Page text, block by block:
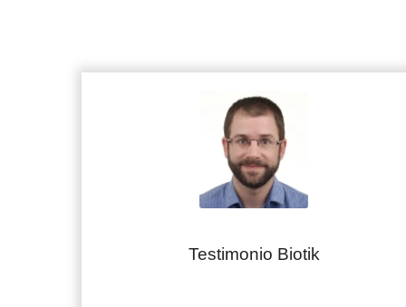
Testimonio Biotik